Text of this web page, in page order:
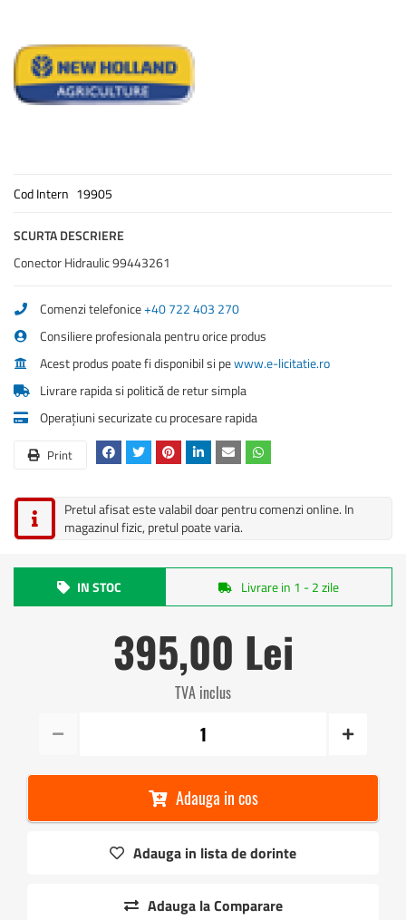
Cod Intern 19905
SCURTA DESCRIERE
Conector Hidraulic 99443261
Comenzi telefonice+40 722 403 270
Consiliere profesionala pentru orice produs
Acest produs poate fi disponibil si pewww.e-licitatie.ro
Livrare rapida si politică de retur simpla
Operațiuni securizate cu procesare rapida
Print
Pretul afisat este valabil doar pentru comenzi online. In
magazinul fizic, pretul poate varia.
IN STOC Livrare in 1 - 2 zile
395,00 Lei
TVA inclus
Adauga in cos
Adauga in lista de dorinte
Adauga la Comparare